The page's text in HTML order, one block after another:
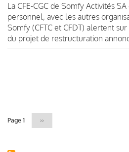
La CFE-CGC de Somfy Activités
personnel, avec les autres
Somfy (CFTC et CFDT) alertent
du projet de restructuration
Page 1
Page
››